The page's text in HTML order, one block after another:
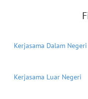
Kerjasama Dalam Negeri
Kerjasama Luar Negeri